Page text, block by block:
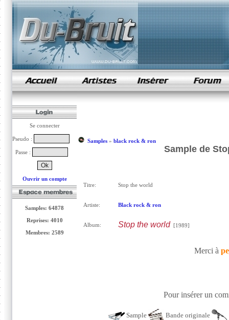
samples de rap
Se connecter
Pseudo :
Passe :
Ouvrir un compte
Samples: 64878
Reprises: 4010
Membres: 2589
Samples» black rock & ron
Sample de
Titre: Stop the world
Artiste: Black rock & ron
Album: Stop the world[1989]
Merci à
Pour insérer un
Sample Bande originale